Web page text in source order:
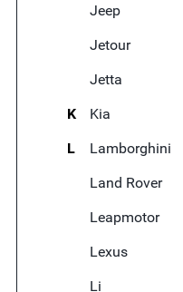
Jeep
Jetour
Jetta
K
Kia
L
Lamborghini
Land Rover
Leapmotor
Lexus
Li